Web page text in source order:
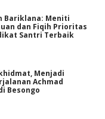
Bariklana: Meniti
dan Fiqih Prioritas
Santri Terbaik
Menjadi
Achmad
Besongo